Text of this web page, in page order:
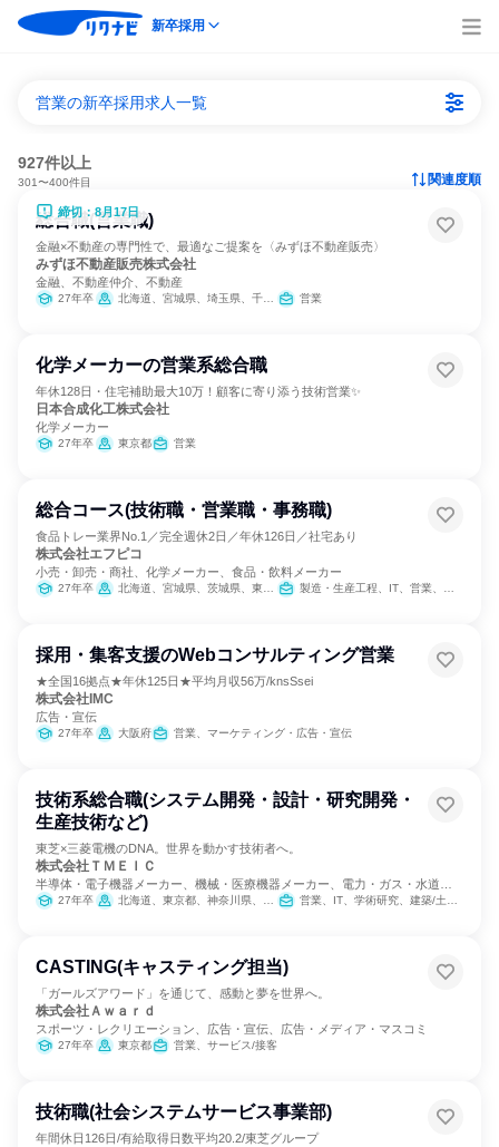
新卒採用
営業の新卒採用求人一覧
927件以上
301〜400件目 関連度順
締切：8月17日
総合職(営業職)
金融×不動産の専門性で、最適なご提案を〈みずほ不動産販売〉
みずほ不動産販売株式会社
金融、不動産仲介、不動産
27年卒 北海道、宮城県、埼玉県、千葉県、東京都、神奈川県、新潟県、愛知県、京都府、大阪府、兵庫県、岡山県、広島県、福岡県 営業
化学メーカーの営業系総合職
年休128日・住宅補助最大10万！顧客に寄り添う技術営業✨
日本合成化工株式会社
化学メーカー
27年卒 東京都 営業
総合コース(技術職・営業職・事務職)
食品トレー業界No.1／完全週休2日／年休126日／社宅あり
株式会社エフピコ
小売・卸売・商社、化学メーカー、食品・飲料メーカー
27年卒 北海道、宮城県、茨城県、東京都、岐阜県、愛知県、大阪府、広島県、福岡県 製造・生産工程、IT、営業、バックオフィス・事務・受付、SCM/生産管理/購買/物流、建築/土木/プラント専門職、学術研究
採用・集客支援のWebコンサルティング営業
★全国16拠点★年休125日★平均月収56万/knsSsei
株式会社IMC
広告・宣伝
27年卒 大阪府 営業、マーケティング・広告・宣伝
技術系総合職(システム開発・設計・研究開発・
生産技術など)
東芝×三菱電機のDNA。世界を動かす技術者へ。
株式会社ＴＭＥＩＣ
半導体・電子機器メーカー、機械・医療機器メーカー、電力・ガス・水道・
エネルギー
27年卒 北海道、東京都、神奈川県、愛知県、兵庫県、長崎県 営業、IT、学術研究、建築/土木/プラント専門職、製造・生産工程
CASTING(キャスティング担当)
「ガールズアワード」を通じて、感動と夢を世界へ。
株式会社Ａｗａｒｄ
スポーツ・レクリエーション、広告・宣伝、広告・メディア・マスコミ
27年卒 東京都 営業、サービス/接客
技術職(社会システムサービス事業部)
年間休日126日/有給取得日数平均20.2/東芝グループ